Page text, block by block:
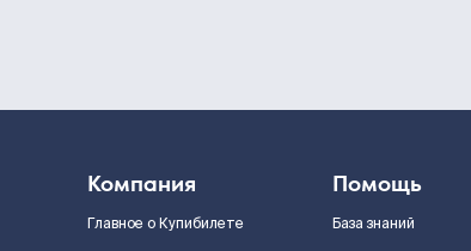
Компания
Главное о Купибилете
Помощь
База знаний